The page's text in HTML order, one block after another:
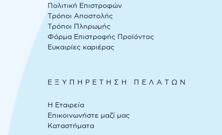
Πολιτική Επιστροφών
Τρόποι Αποστολής
Τρόποι Πληρωμής
Φόρμα Επιστροφής Προϊόντος
Ευκαιρίες καριέρας
ΕΞΥΠΗΡΕΤΗΣΗ ΠΕΛΑΤΩΝ
Η Εταιρεία
Επικοινωνήστε μαζί μας
Καταστήματα